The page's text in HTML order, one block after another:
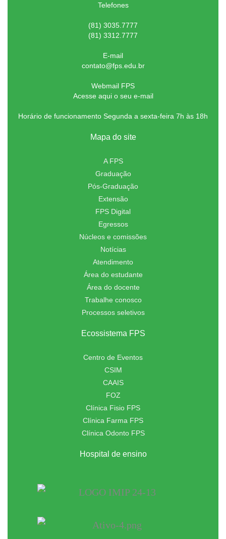
Telefones
(81) 3035.7777
(81) 3312.7777
E-mail
contato@fps.edu.br
Webmail FPS
Acesse aqui o seu e-mail
Horário de funcionamento Segunda a sexta-feira 7h às 18h
Mapa do site
A FPS
Graduação
Pós-Graduação
Extensão
FPS Digital
Egressos
Núcleos e comissões
Notícias
Atendimento
Área do estudante
Área do docente
Trabalhe conosco
Processos seletivos
Ecossistema FPS
Centro de Eventos
CSIM
CAAIS
FOZ
Clínica Fisio FPS
Clínica Farma FPS
Clínica Odonto FPS
Hospital de ensino